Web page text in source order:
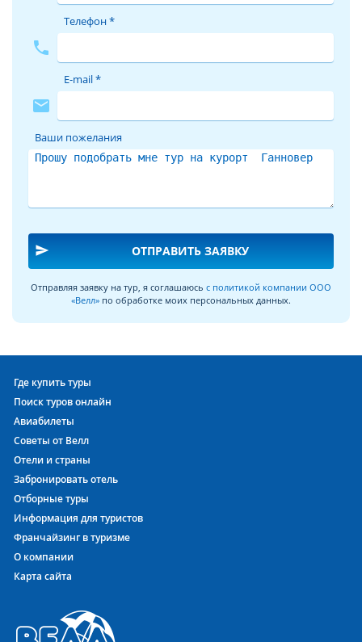
phone
Телефон *
mail
E-mail *
Ваши пожелания
send ОТПРАВИТЬ ЗАЯВКУ
Отправляя заявку на тур, я соглашаюсь с политикой компании ООО
«Велл» по обработке моих персональных данных.
Где купить туры
Поиск туров онлайн
Авиабилеты
Советы от Велл
Отели и страны
Забронировать отель
Отборные туры
Информация для туристов
Франчайзинг в туризме
О компании
Карта сайта